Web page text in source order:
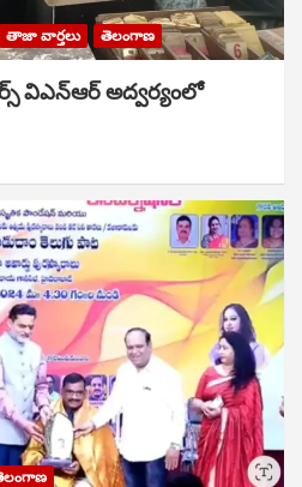
తాజా వార్తలు తెలంగాణ
విఎన్ఆర్ అద్వర్యంలో